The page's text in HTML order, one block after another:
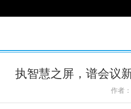
执智慧之屏，谱会议
作者